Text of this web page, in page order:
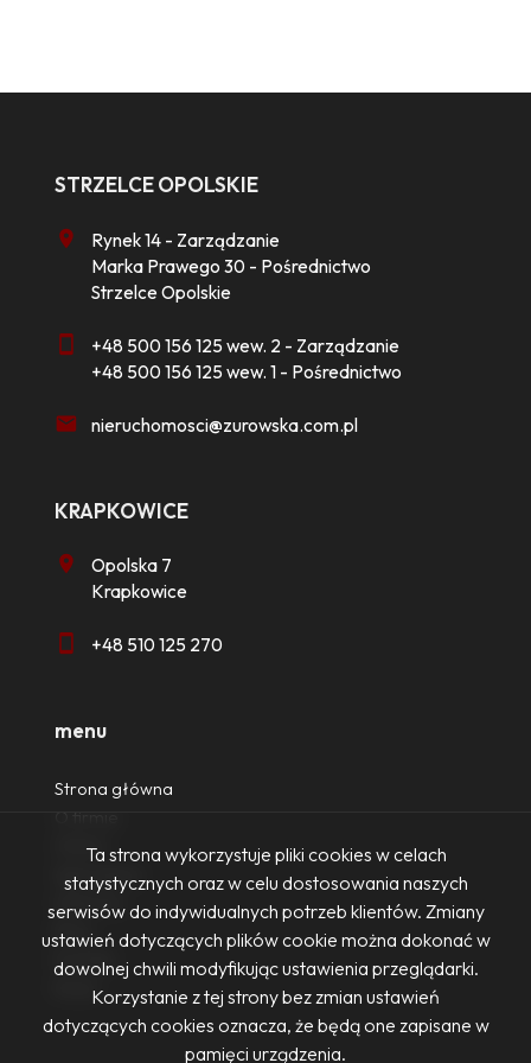
STRZELCE OPOLSKIE
Rynek 14 - Zarządzanie
Marka Prawego 30 - Pośrednictwo
Strzelce Opolskie
+48 500 156 125 wew. 2 - Zarządzanie
+48 500 156 125 wew. 1 - Pośrednictwo
nieruchomosci@zurowska.com.pl
KRAPKOWICE
Opolska 7
Krapkowice
+48 510 125 270
menu
Strona główna
Oferty
Zgłoszenia
Ulubione
Blog
Kontakt
Rodo
Ta strona wykorzystuje pliki cookies w celach
statystycznych oraz w celu dostosowania naszych
serwisów do indywidualnych potrzeb klientów. Zmiany
ustawień dotyczących plików cookie można dokonać w
dowolnej chwili modyfikując ustawienia przeglądarki.
Korzystanie z tej strony bez zmian ustawień
dotyczących cookies oznacza, że będą one zapisane w
pamięci urządzenia.